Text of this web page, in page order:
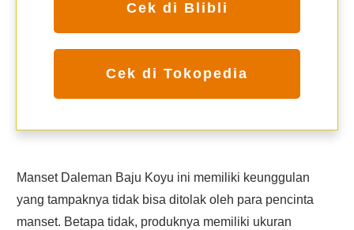
Cek di Blibli
Cek di Tokopedia
Manset Daleman Baju Koyu ini memiliki keunggulan
yang tampaknya tidak bisa ditolak oleh para pencinta
manset. Betapa tidak, produknya memiliki ukuran